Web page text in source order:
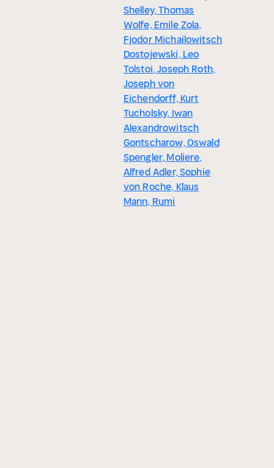
Shelley, Thomas
Wolfe, Emile Zola,
Fjodor Michailowitsch
Dostojewski, Leo
Tolstoi, Joseph Roth,
Joseph von
Eichendorff, Kurt
Tucholsky, Iwan
Alexandrowitsch
Gontscharow, Oswald
Spengler, Moliere,
Alfred Adler, Sophie
von Roche, Klaus
Mann, Rumi